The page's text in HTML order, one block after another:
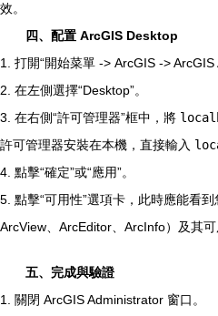
效。
四、配置 ArcGIS Desktop
1. 打開“開始菜單 -> ArcGIS -> ArcGIS
2. 在左側選擇“Desktop”。
3. 在右側“許可管理器”框中，將
許可管理器安裝在本機，直接輸入
4. 點擊“確定”或“應用”。
5. 點擊“可用性”選項卡，此時應能看
ArcView、ArcEditor、ArcInfo）及其可
五、完成與驗證
1. 關閉 ArcGIS Administrator 窗口。